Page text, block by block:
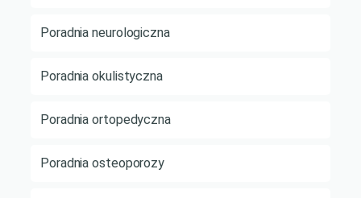
Poradnia neurologiczna
Poradnia okulistyczna
Poradnia ortopedyczna
Poradnia osteoporozy